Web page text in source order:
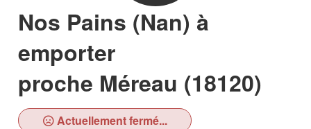
Nos Pains (Nan) à
emporter
proche Méreau (18120)
Actuellement fermé...